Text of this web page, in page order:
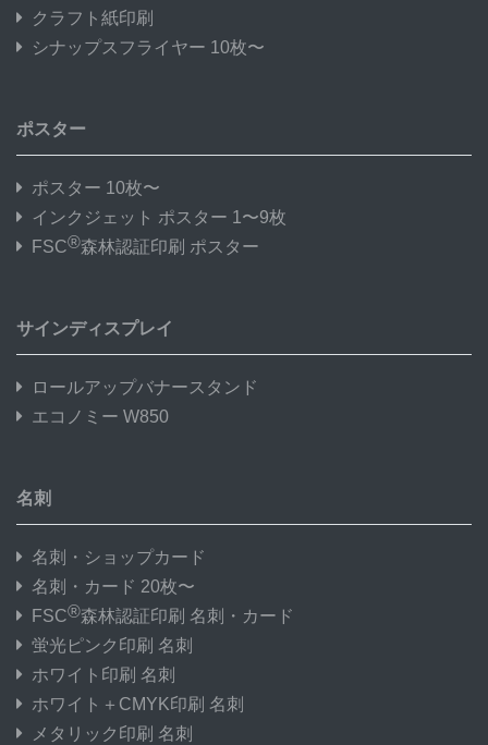
クラフト紙印刷
シナップスフライヤー 10枚〜
ポスター
ポスター 10枚〜
インクジェット ポスター 1〜9枚
FSC®森林認証印刷 ポスター
サインディスプレイ
ロールアップバナースタンド
エコノミー W850
名刺
名刺・ショップカード
名刺・カード 20枚〜
FSC®森林認証印刷 名刺・カード
蛍光ピンク印刷 名刺
ホワイト印刷 名刺
ホワイト＋CMYK印刷 名刺
メタリック印刷 名刺